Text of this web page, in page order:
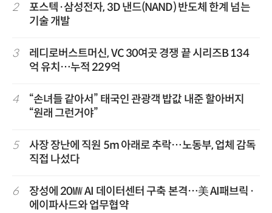
2
포스텍·삼성전자, 3D 낸드(NAND) 반도체 한계 넘는
기술 개발
3
레디로버스트머신, VC 30여곳 경쟁 끝 시리즈B 134
억 유치…누적 229억
4
“손녀들 같아서” 태국인 관광객 밥값 내준 할아버지
“원래 그런거야”
5
사장 장난에 직원 5m 아래로 추락…노동부, 업체 감독
직접 나섰다
6
장성에 20㎿ AI 데이터센터 구축 본격…美 AI패브릭·
에이파사드와 업무협약